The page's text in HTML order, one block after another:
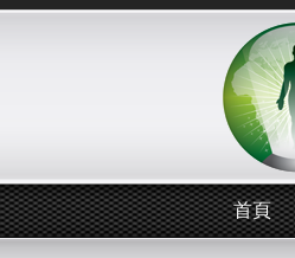
首頁